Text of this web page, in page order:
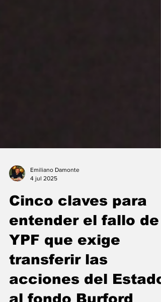
Cinco claves para
entender el fallo de
YPF que exige
transferir las
acciones del Estado